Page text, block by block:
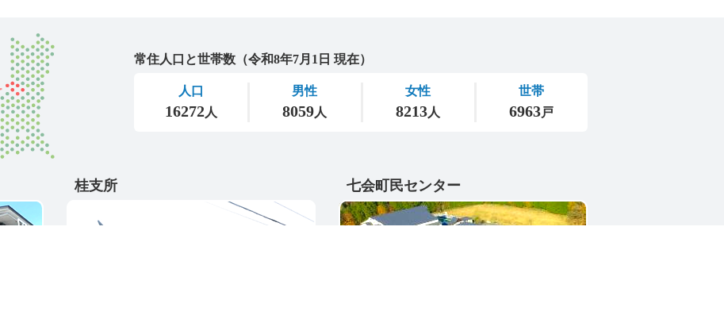
桂支所 七会町民センター